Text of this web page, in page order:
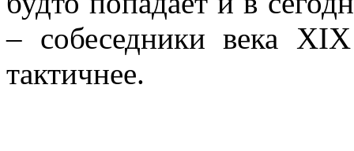
– собеседники века
тактичнее.